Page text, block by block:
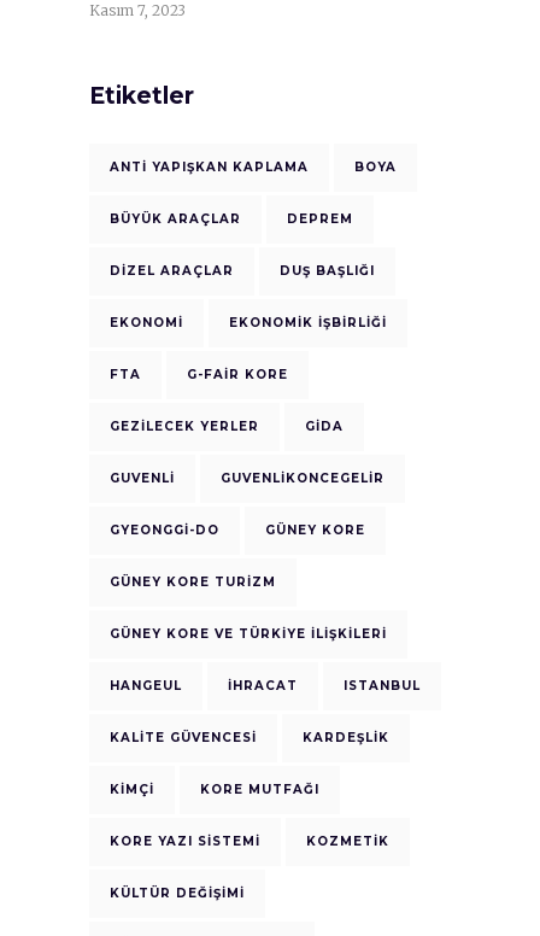
Kasım 7, 2023
Etiketler
ANTI YAPIŞKAN KAPLAMA BOYA
BÜYÜK ARAÇLAR DEPREM
DIZEL ARAÇLAR DUŞ BAŞLIĞI
EKONOMI EKONOMIK IŞBIRLIĞI
FTA G-FAIR KORE
GEZILECEK YERLER GIDA
GUVENLI GUVENLIKONCEGELIR
GYEONGGI-DO GÜNEY KORE
GÜNEY KORE TURIZM
GÜNEY KORE VE TÜRKIYE ILIŞKILERI
HANGEUL IHRACAT ISTANBUL
KALITE GÜVENCESI KARDEŞLIK
KIMÇI KORE MUTFAĞI
KORE YAZI SISTEMI KOZMETIK
KÜLTÜR DEĞIŞIMI